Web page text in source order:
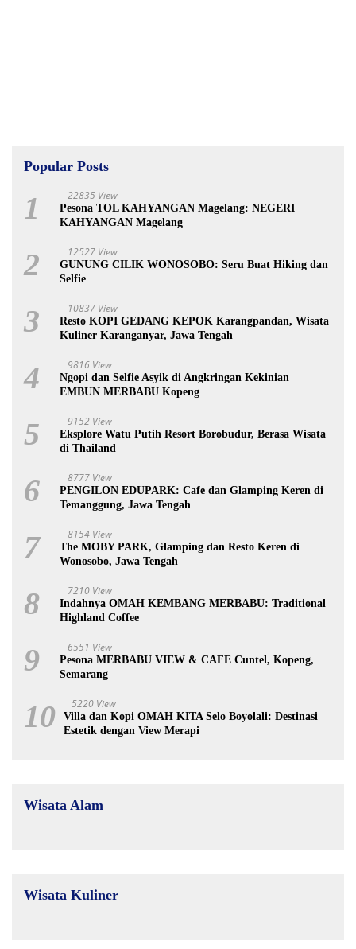
Popular Posts
1 22835 View
Pesona TOL KAHYANGAN Magelang: NEGERI
KAHYANGAN Magelang
2 12527 View
GUNUNG CILIK WONOSOBO: Seru Buat Hiking dan
Selfie
3 10837 View
Resto KOPI GEDANG KEPOK Karangpandan, Wisata
Kuliner Karanganyar, Jawa Tengah
4 9816 View
Ngopi dan Selfie Asyik di Angkringan Kekinian
EMBUN MERBABU Kopeng
5 9152 View
Eksplore Watu Putih Resort Borobudur, Berasa Wisata
di Thailand
6 8777 View
PENGILON EDUPARK: Cafe dan Glamping Keren di
Temanggung, Jawa Tengah
7 8154 View
The MOBY PARK, Glamping dan Resto Keren di
Wonosobo, Jawa Tengah
8 7210 View
Indahnya OMAH KEMBANG MERBABU: Traditional
Highland Coffee
9 6551 View
Pesona MERBABU VIEW & CAFE Cuntel, Kopeng,
Semarang
10 5220 View
Villa dan Kopi OMAH KITA Selo Boyolali: Destinasi
Estetik dengan View Merapi
Wisata Alam
Wisata Kuliner